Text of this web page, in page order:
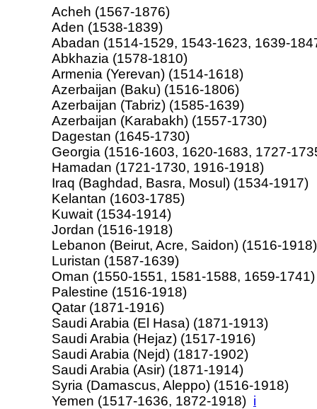
Acheh (1567-1876)
Aden (1538-1839)
Abadan (1514-1529, 1543-1623, 1639-
Abkhazia (1578-1810)
Armenia (Yerevan) (1514-1618)
Azerbaijan (Baku) (1516-1806)
Azerbaijan (Tabriz) (1585-1639)
Azerbaijan (Karabakh) (1557-1730)
Dagestan (1645-1730)
Georgia (1516-1603, 1620-1683, 1727-
Hamadan (1721-1730, 1916-1918)
Iraq (Baghdad, Basra, Mosul) (1534-1917)
Kelantan (1603-1785)
Kuwait (1534-1914)
Jordan (1516-1918)
Lebanon (Beirut, Acre, Saidon) (1516-1918)
Luristan (1587-1639)
Oman (1550-1551, 1581-1588, 1659-1741)
Palestine (1516-1918)
Qatar (1871-1916)
Saudi Arabia (El Hasa) (1871-1913)
Saudi Arabia (Hejaz) (1517-1916)
Saudi Arabia (Nejd) (1817-1902)
Saudi Arabia (Asir) (1871-1914)
Syria (Damascus, Aleppo) (1516-1918)
Yemen (1517-1636, 1872-1918) i